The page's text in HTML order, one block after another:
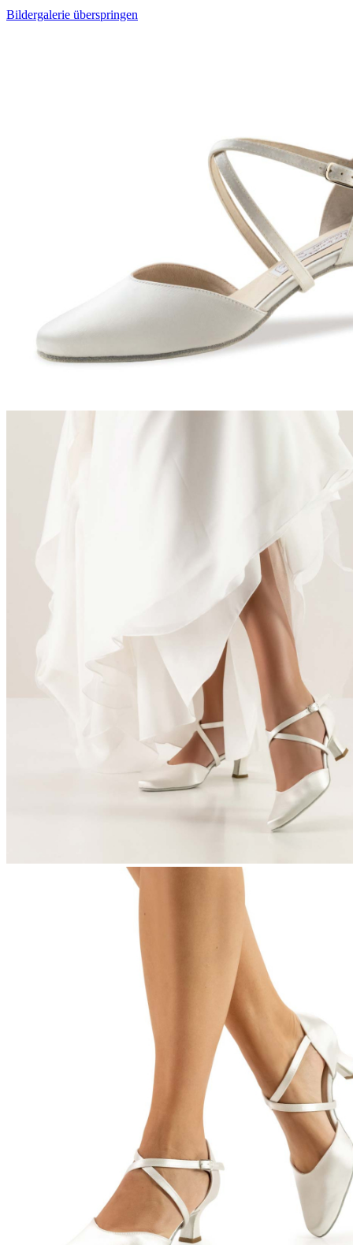
Bildergalerie überspringen